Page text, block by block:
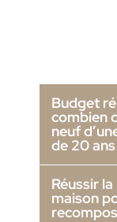
Budget
combien
neuf
de 20 ans
Réussir
maison